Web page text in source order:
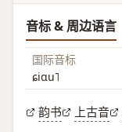
音标 & 周边语言
国际音标
ɕiɑu˥
韵书 上古音